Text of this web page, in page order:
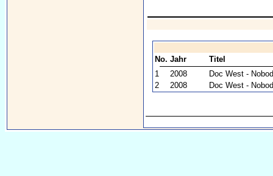
No. Jahr
Titel
1
2008
Doc West -
2
2008 Doc West -